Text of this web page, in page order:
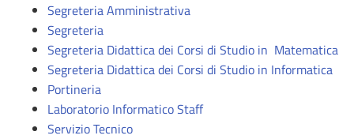
Segreteria Amministrativa
Segreteria
Segreteria Didattica dei Corsi di Studio in Matematica
Segreteria Didattica dei Corsi di Studio in Informatica
Portineria
Laboratorio Informatico Staff
Servizio Tecnico